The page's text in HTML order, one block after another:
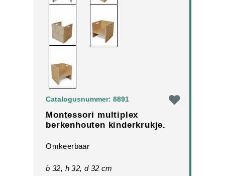
Catalogusnummer: 8891
Montessori multiplex
berkenhouten kinderkrukje.
Omkeerbaar
b 32, h 32, d 32 cm